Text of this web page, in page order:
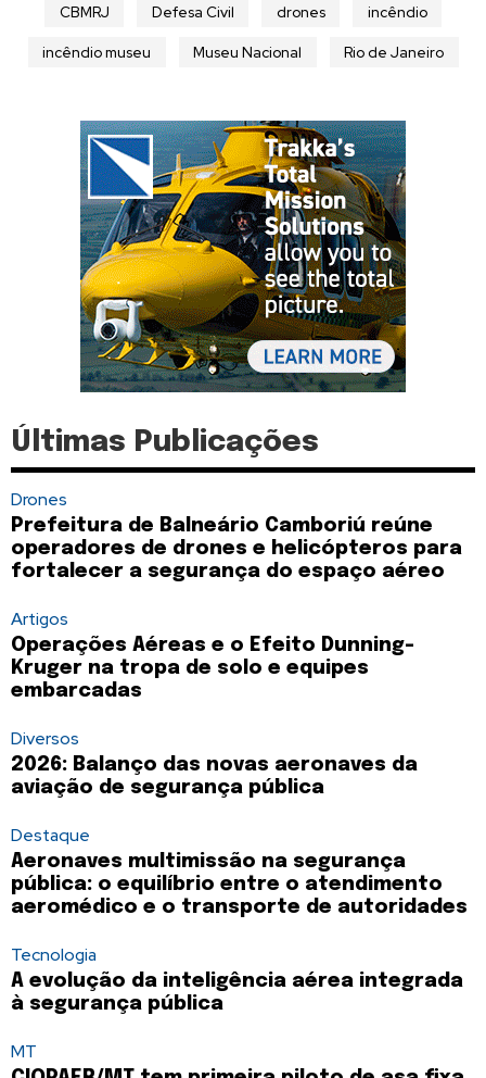
CBMRJ Defesa Civil drones incêndio
incêndio museu Museu Nacional Rio de Janeiro
Últimas Publicações
Drones
Prefeitura de Balneário Camboriú reúne
operadores de drones e helicópteros para
fortalecer a segurança do espaço aéreo
Artigos
Operações Aéreas e o Efeito Dunning-
Kruger na tropa de solo e equipes
embarcadas
Diversos
2026: Balanço das novas aeronaves da
aviação de segurança pública
Destaque
Aeronaves multimissão na segurança
pública: o equilíbrio entre o atendimento
aeromédico e o transporte de autoridades
Tecnologia
A evolução da inteligência aérea integrada
à segurança pública
MT